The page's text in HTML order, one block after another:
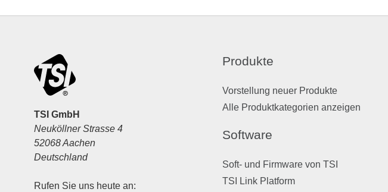
TSI GmbH
Neuköllner Strasse 4
52068 Aachen
Deutschland
Rufen Sie uns heute an:
Produkte
Vorstellung neuer Produkte
Alle Produktkategorien anzeigen
Software
Soft- und Firmware von TSI
TSI Link Platform